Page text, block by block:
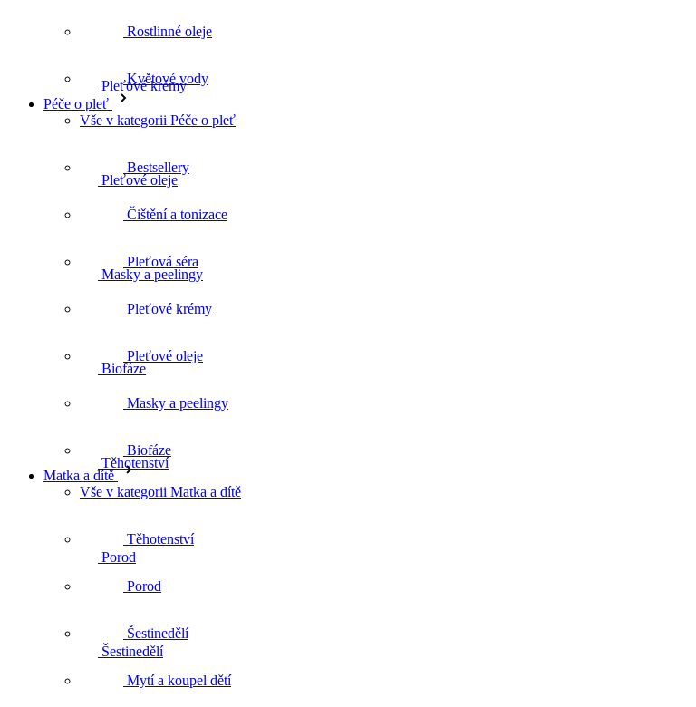
Pleťové krémy
Pleťové oleje
Masky a peelingy
Biofáze
Těhotenství
Porod
Šestinedělí
Rostlinné oleje
Květové vody
Péče o pleť
Vše v kategorii Péče o pleť
Bestsellery
Čištění a tonizace
Pleťová séra
Pleťové krémy
Pleťové oleje
Masky a peelingy
Biofáze
Matka a dítě
Vše v kategorii Matka a dítě
Těhotenství
Porod
Šestinedělí
Mytí a koupel dětí